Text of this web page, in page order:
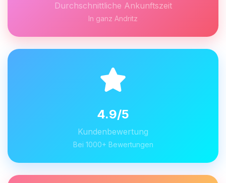
Durchschnittliche Ankunftszeit
In ganz Andritz
4.9/5
Kundenbewertung
Bei 1000+ Bewertungen